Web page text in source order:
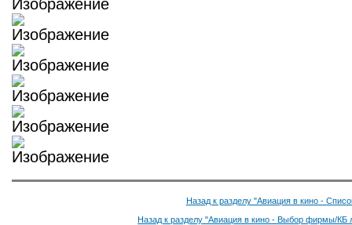
Назад к разделу "Авиация в кино -
Назад к разделу "Авиация в кино - Выбор фирмы/КБ